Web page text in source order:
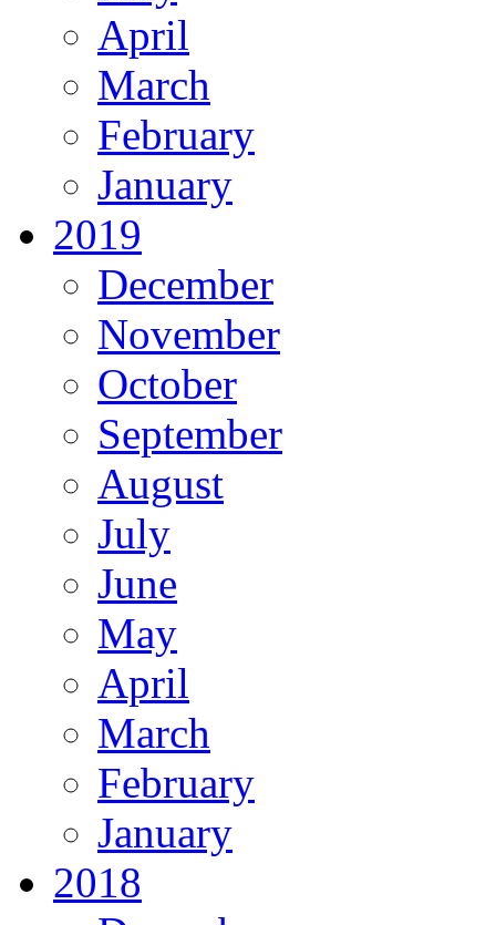
April
March
February
January
2019
December
November
October
September
August
July
June
May
April
March
February
January
2018